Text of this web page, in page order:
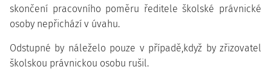
skončení pracovního poměru ředitele školské právnické
osoby nepřichází v úvahu.
Odstupné by náleželo pouze v případě,když by zřizovatel
školskou právnickou osobu rušil.